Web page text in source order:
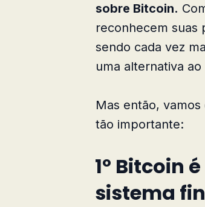
sobre Bitcoin.
reconhecem suas
sendo cada vez
uma alternativa
Mas então,
tão importante:
1º Bitcoin
sistema